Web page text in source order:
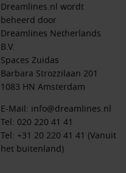
Dreamlines.nl wordt
beheerd door
Dreamlines Netherlands
B.V.
Spaces Zuidas
Barbara Strozzilaan 201
1083 HN Amsterdam
E-Mail: info@dreamlines.nl
Tel: 020 220 41 41
Tel: +31 20 220 41 41 (Vanuit
het buitenland)